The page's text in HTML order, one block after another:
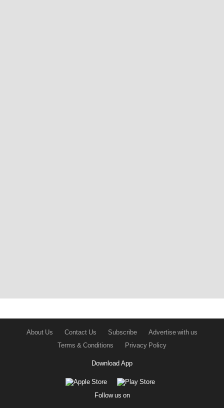
About Us Contact Us Subscribe
Advertise with us
Terms & Conditions
Privacy Policy
Download App
Follow us on